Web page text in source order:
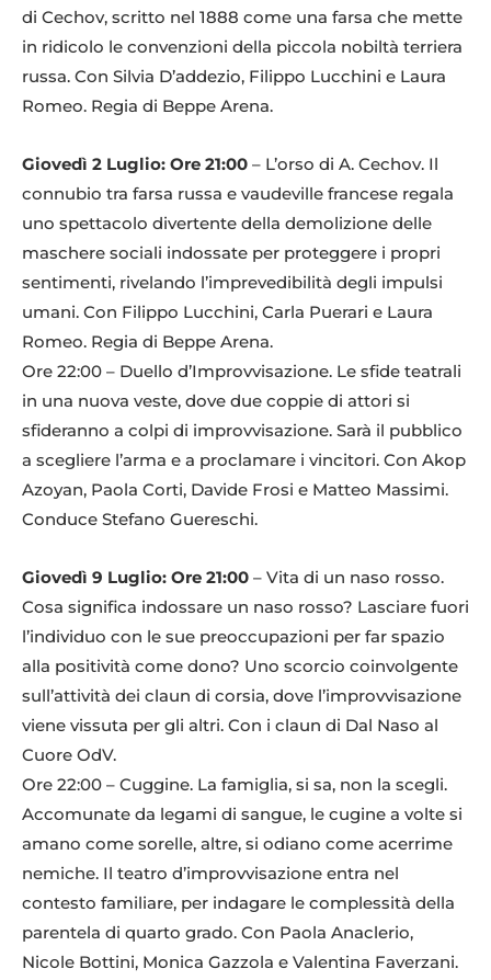
di Cechov, scritto nel 1888 come una farsa che mette
in ridicolo le convenzioni della piccola nobiltà terriera
russa. Con Silvia D’addezio, Filippo Lucchini e Laura
Romeo. Regia di Beppe Arena.
Giovedì 2 Luglio: Ore 21:00 – L’orso di A. Cechov. Il
connubio tra farsa russa e vaudeville francese regala
uno spettacolo divertente della demolizione delle
maschere sociali indossate per proteggere i propri
sentimenti, rivelando l’imprevedibilità degli impulsi
umani. Con Filippo Lucchini, Carla Puerari e Laura
Romeo. Regia di Beppe Arena.
Ore 22:00 – Duello d’Improvvisazione. Le sfide teatrali
in una nuova veste, dove due coppie di attori si
sfideranno a colpi di improvvisazione. Sarà il pubblico
a scegliere l’arma e a proclamare i vincitori. Con Akop
Azoyan, Paola Corti, Davide Frosi e Matteo Massimi.
Conduce Stefano Guereschi.
Giovedì 9 Luglio: Ore 21:00 – Vita di un naso rosso.
Cosa significa indossare un naso rosso? Lasciare fuori
l’individuo con le sue preoccupazioni per far spazio
alla positività come dono? Uno scorcio coinvolgente
sull’attività dei claun di corsia, dove l’improvvisazione
viene vissuta per gli altri. Con i claun di Dal Naso al
Cuore OdV.
Ore 22:00 – Cuggine. La famiglia, si sa, non la scegli.
Accomunate da legami di sangue, le cugine a volte si
amano come sorelle, altre, si odiano come acerrime
nemiche. Il teatro d’improvvisazione entra nel
contesto familiare, per indagare le complessità della
parentela di quarto grado. Con Paola Anaclerio,
Nicole Bottini, Monica Gazzola e Valentina Faverzani.